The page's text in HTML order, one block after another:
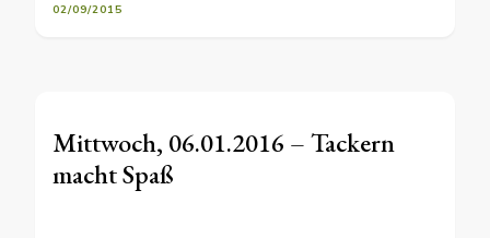
02/09/2015
Mittwoch, 06.01.2016 – Tackern
macht Spaß